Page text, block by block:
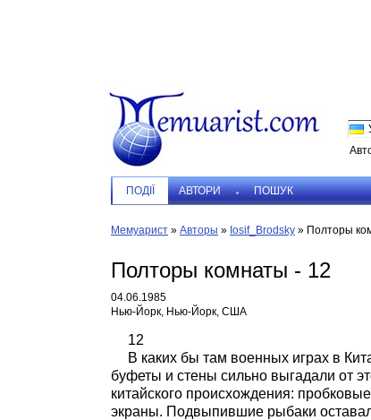
ПОДIЇ АВТОРИ ПОШУК
Мемуарист » Авторы » Iosif_Brodsky » Полторы
Полторы комнаты - 12
04.06.1985
Нью-Йорк, Нью-Йорк, США
12
В каких бы там военных играх в
буфеты и стены сильно выгадали от
китайского происхождения:
экраны. Подвыпившие рыбаки